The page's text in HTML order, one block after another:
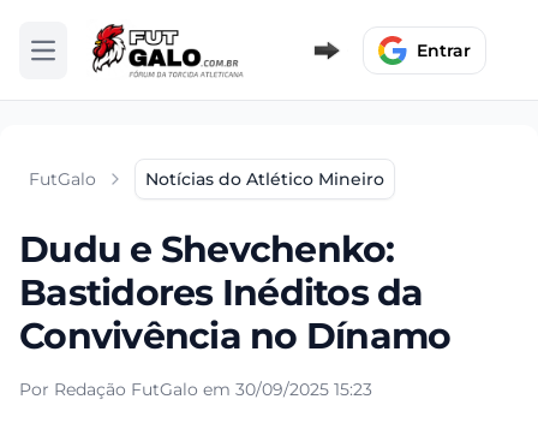
Abrir menu Entrar
FutGalo Notícias do Atlético Mineiro
Dudu e Shevchenko:
Bastidores Inéditos da
Convivência no Dínamo
Por Redação FutGalo em 30/09/2025 15:23